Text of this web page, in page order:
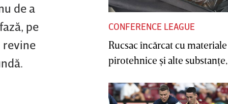
de a
pe
revine
CONFERENCE LEAGUE
Rucsac încărcat cu materiale
pirotehnice şi alte substanţe,